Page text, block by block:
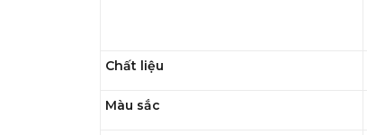
Chất liệu
Màu sắc